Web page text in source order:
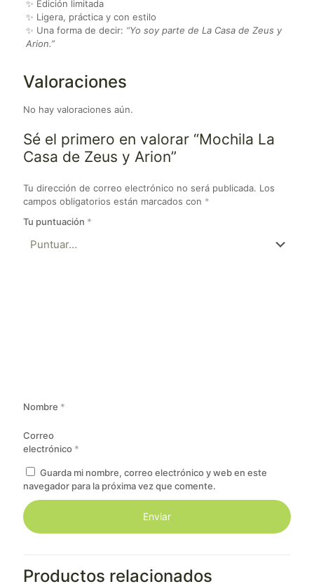
✨ Edición limitada
✨ Ligera, práctica y con estilo
✨ Una forma de decir: “Yo soy parte de La Casa de Zeus y
Arion.”
Valoraciones
No hay valoraciones aún.
Sé el primero en valorar “Mochila La
Casa de Zeus y Arion”
Tu dirección de correo electrónico no será publicada. Los
campos obligatorios están marcados con *
Tu puntuación *
Nombre *
Correo
electrónico *
Guarda mi nombre, correo electrónico y web en este
navegador para la próxima vez que comente.
Productos relacionados